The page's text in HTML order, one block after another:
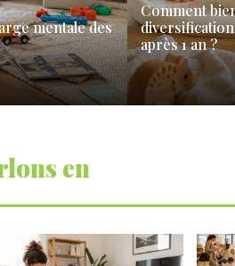
mentale des
les repas et
du quotidien
Comment
après 1 an ?
Le premier
tournant dans
étape soulève
en